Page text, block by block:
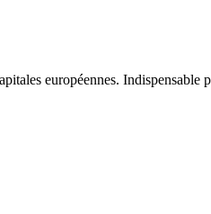
européennes. Indispensable